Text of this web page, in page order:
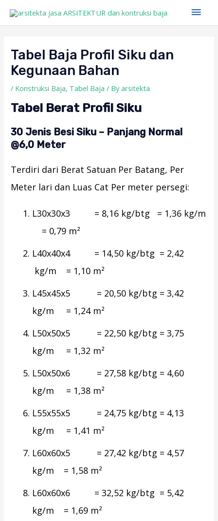
Main
Tabel Baja Profil Siku dan
Kegunaan Bahan
/ Konstruksi Baja, Tabel Baja / Byarsitekta
Tabel Berat Profil Siku
30 Jenis Besi Siku – Panjang Normal
@6,0 Meter
Terdiri dari Berat Satuan Per Batang, Per
Meter lari dan Luas Cat Per meter persegi:
L30x30x3 = 8,16 kg/btg = 1,36 kg/m
= 0,79 m²
L40x40x4 = 14,50 kg/btg = 2,42
kg/m = 1,10 m²
L45x45x5 = 20,50 kg/btg = 3,42
kg/m = 1,24 m²
L50x50x5 = 22,50 kg/btg = 3,75
kg/m = 1,32 m²
L50x50x6 = 27,58 kg/btg = 4,60
kg/m = 1,38 m²
L55x55x5 = 24,75 kg/btg = 4,13
kg/m = 1,41 m²
L60x60x5 = 27,42 kg/btg = 4,57
kg/m = 1,58 m²
L60x60x6 = 32,52 kg/btg = 5,42
kg/m = 1,69 m²